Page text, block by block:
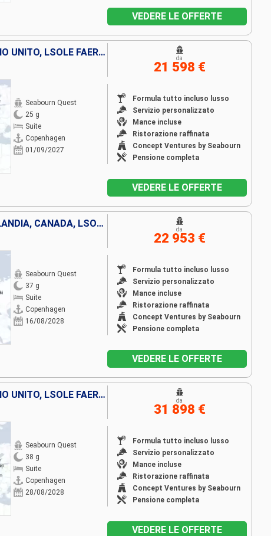
VEDERE LE OFFERTE
DANIMARCA, NORVEGIA, REGNO UNITO, LSOLE FAERÖER, PORTORICO, ISLANDA, GROENLANDIA, CANADA
Seabourn Quest
25 g
Suite
Copenhagen
01/09/2027
Formula tutto incluso lusso
Servizio personalizzato
Mance incluse
Ristorazione raffinata
Concept Ventures by Seabourn
Pensione completa
da
21 598 €
VEDERE LE OFFERTE
SVEZIA, DANIMARCA, GROENLANDIA, CANADA, LSOLE FAERÖER, ISLANDA, LETTONIA, LITUANIA, TURCHIA, ESTONIA, REGNO UNITO, POLONIA, NORVEGIA, FINLANDIA
Seabourn Quest
37 g
Suite
Copenhagen
16/08/2028
Formula tutto incluso lusso
Servizio personalizzato
Mance incluse
Ristorazione raffinata
Concept Ventures by Seabourn
Pensione completa
da
22 953 €
VEDERE LE OFFERTE
DANIMARCA, NORVEGIA, REGNO UNITO, LSOLE FAERÖER, ISLANDA, GROENLANDIA, CANADA
Seabourn Quest
38 g
Suite
Copenhagen
28/08/2028
Formula tutto incluso lusso
Servizio personalizzato
Mance incluse
Ristorazione raffinata
Concept Ventures by Seabourn
Pensione completa
da
31 898 €
VEDERE LE OFFERTE